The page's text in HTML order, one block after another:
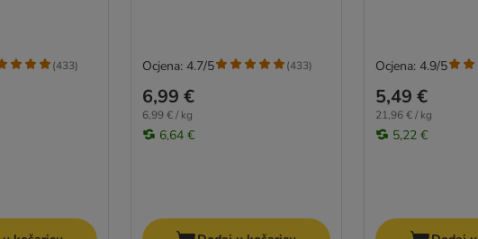
(433)
6,99 €
6,99 € / kg
6,64 €
Ocjena: 4.7/5 (433)
5,49 €
21,96 € / kg
5,22 €
Ocjena: 4.9/5